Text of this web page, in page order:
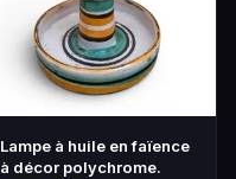
Lampe à huile en faïence
à décor polychrome.